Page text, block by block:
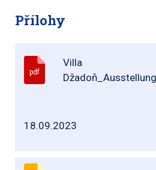
Přílohy
pdf
Villa
18.09.2023